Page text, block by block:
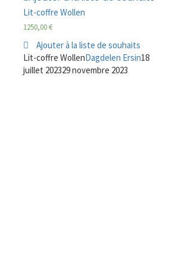
Lit-coffre Wollen
1250,00€
Ajouter à la liste de souhaits
Lit-coffre WollenDagdelen Ersin18
juillet 202329 novembre 2023